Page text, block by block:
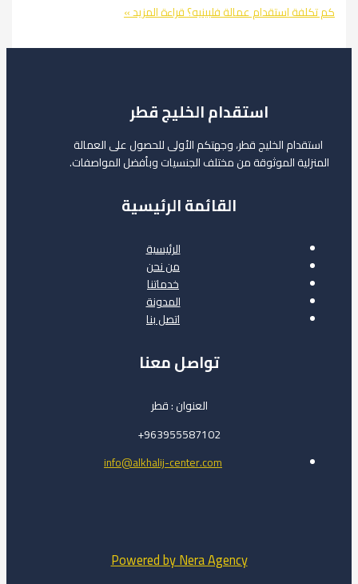
استقدام عمالة فلبينيه؟قراءة المزيد »
استقدام الخليج قطر
الخليج قطر، وجهتكم الأولى للحصول على العمالة
الموثوقة من مختلف الجنسيات وبأفضل المواصفات.
القائمة الرئيسية
تواصل معنا
العنوان : قطر
963955587102+
info@alkhalij-center.com
Powered by Nera Agency